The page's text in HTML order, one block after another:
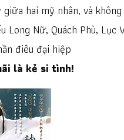
giữa hai mỹ nhân, và
Long Nữ, Quách Phù,
điêu đại hiệp
là kẻ si tình!